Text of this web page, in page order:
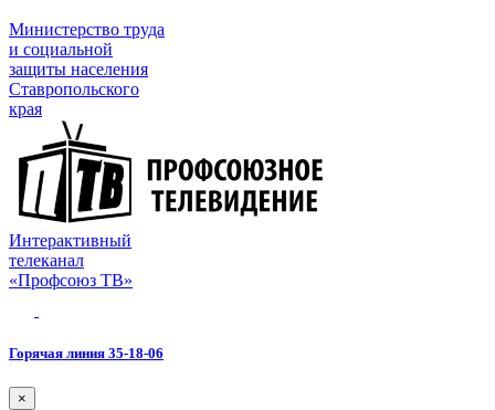
Министерство труда
и социальной
защиты населения
Ставропольского
края
Интерактивный
телеканал
«Профсоюз ТВ»
Горячая линия 35-18-06
×